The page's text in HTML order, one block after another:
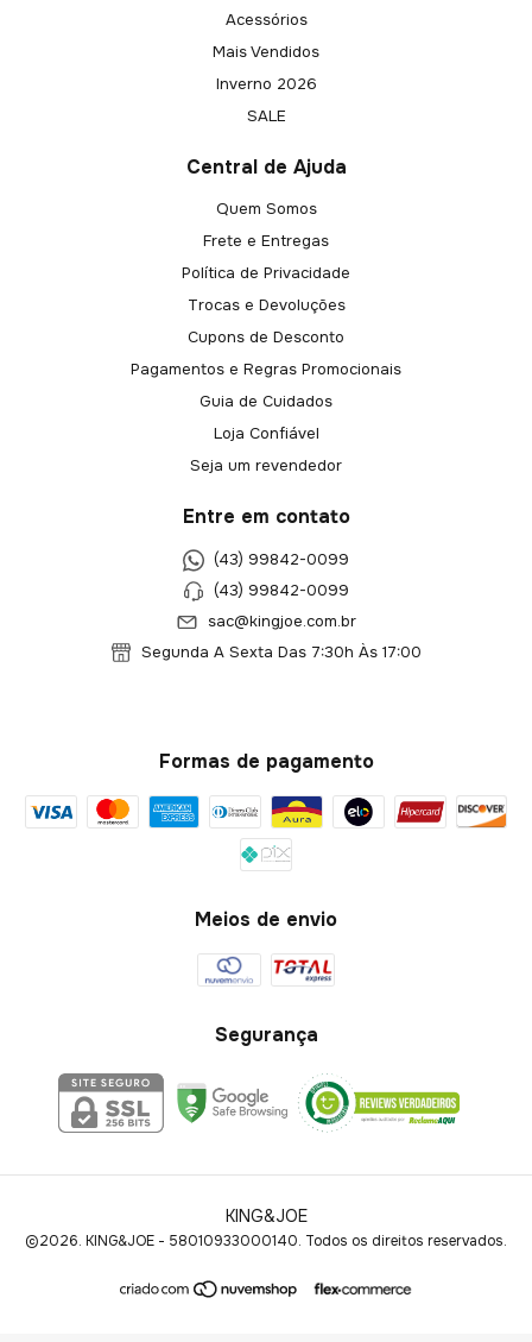
Acessórios
Mais Vendidos
Inverno 2026
SALE
Central de Ajuda
Quem Somos
Frete e Entregas
Política de Privacidade
Trocas e Devoluções
Cupons de Desconto
Pagamentos e Regras Promocionais
Guia de Cuidados
Loja Confiável
Seja um revendedor
Entre em contato
(43) 99842-0099
(43) 99842-0099
sac@kingjoe.com.br
Segunda A Sexta Das 7:30h Às 17:00
Formas de pagamento
Meios de envio
Segurança
KING&JOE
©2026. KING&JOE - 58010933000140. Todos os direitos reservados.